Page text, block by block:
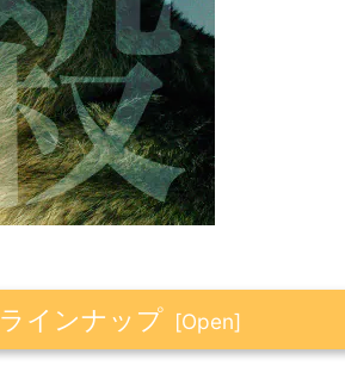
ラインナップ